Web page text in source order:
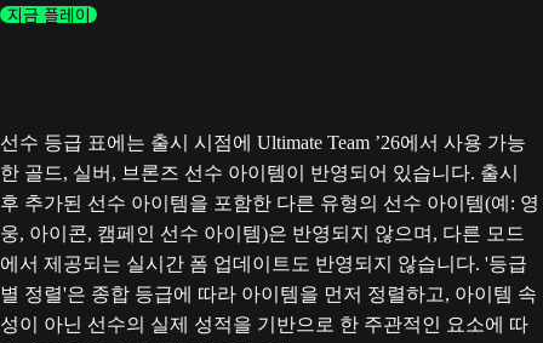
지금 플레이
선수 등급 표에는 출시 시점에 Ultimate Team ’26에서 사용 가능
한 골드, 실버, 브론즈 선수 아이템이 반영되어 있습니다. 출시
후 추가된 선수 아이템을 포함한 다른 유형의 선수 아이템(예: 영
웅, 아이콘, 캠페인 선수 아이템)은 반영되지 않으며, 다른 모드
에서 제공되는 실시간 폼 업데이트도 반영되지 않습니다. '등급
별 정렬'은 종합 등급에 따라 아이템을 먼저 정렬하고, 아이템 속
성이 아닌 선수의 실제 성적을 기반으로 한 주관적인 요소에 따